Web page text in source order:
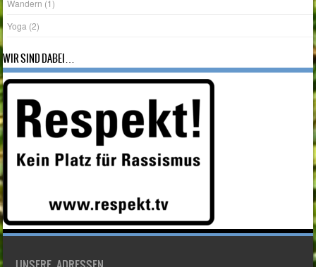
Wandern (1)
Yoga (2)
WIR SIND DABEI…